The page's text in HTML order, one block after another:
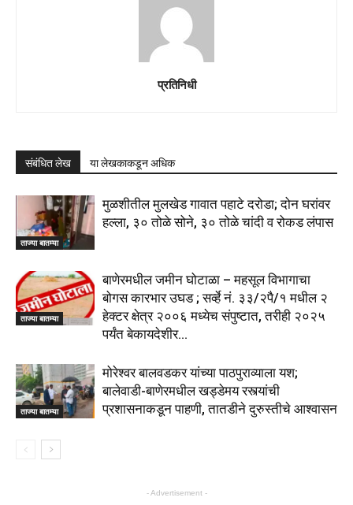
प्रतिनिधी
संबंधित लेख या लेखकाकडून अधिक
ताज्या बातम्या
मुळशीतील मुलखेड गावात पहाटे दरोडा; दोन घरांवर
हल्ला, ३० तोळे सोने, ३० तोळे चांदी व रोकड लंपास
ताज्या बातम्या
बाणेरमधील जमीन घोटाळा – महसूल विभागाचा
बोगस कारभार उघड ; सर्व्हे नं. ३३/२पै/१ मधील २
हेक्टर क्षेत्र २००६ मध्येच संपुष्टात, तरीही २०२५
पर्यंत बेकायदेशीर...
ताज्या बातम्या
मोरेश्वर बालवडकर यांच्या पाठपुराव्याला यश;
बालेवाडी-बाणेरमधील खड्डेमय रस्त्यांची
प्रशासनाकडून पाहणी, तातडीने दुरुस्तीचे आश्वासन
- Advertisement -